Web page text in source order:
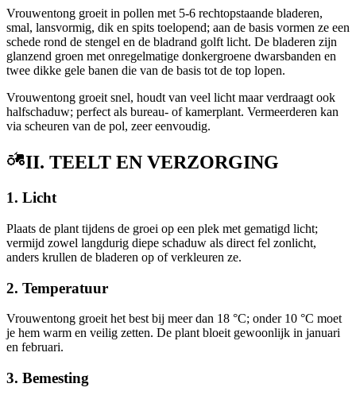
Vrouwentong groeit in pollen met 5-6 rechtopstaande bladeren,
smal, lansvormig, dik en spits toelopend; aan de basis vormen ze een
schede rond de stengel en de bladrand golft licht. De bladeren zijn
glanzend groen met onregelmatige donkergroene dwarsbanden en
twee dikke gele banen die van de basis tot de top lopen.
Vrouwentong groeit snel, houdt van veel licht maar verdraagt ook
halfschaduw; perfect als bureau- of kamerplant. Vermeerderen kan
via scheuren van de pol, zeer eenvoudig.
II. TEELT EN VERZORGING
1. Licht
Plaats de plant tijdens de groei op een plek met gematigd licht;
vermijd zowel langdurig diepe schaduw als direct fel zonlicht,
anders krullen de bladeren op of verkleuren ze.
2. Temperatuur
Vrouwentong groeit het best bij meer dan 18 °C; onder 10 °C moet
je hem warm en veilig zetten. De plant bloeit gewoonlijk in januari
en februari.
3. Bemesting